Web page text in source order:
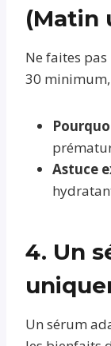
(Matin
Ne faites pas
30
Astuce
4. Un
Un sérum